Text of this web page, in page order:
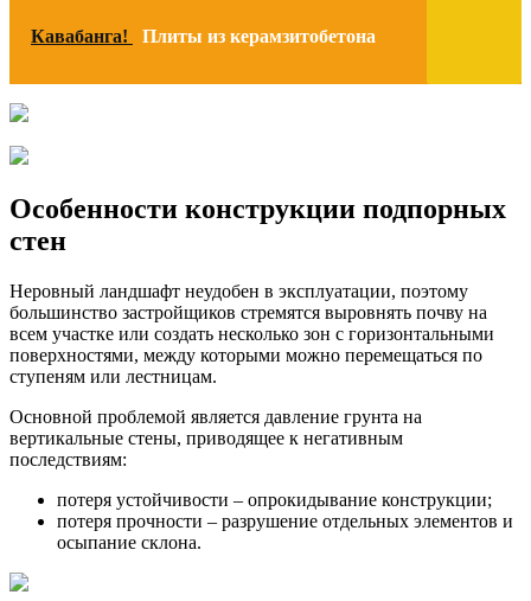
Кавабанга! Плиты из керамзитобетона
Особенности конструкции подпорных
стен
Неровный ландшафт неудобен в эксплуатации, поэтому
большинство застройщиков стремятся выровнять почву на
всем участке или создать несколько зон с горизонтальными
поверхностями, между которыми можно перемещаться по
ступеням или лестницам.
Основной проблемой является давление грунта на
вертикальные стены, приводящее к негативным
последствиям:
потеря устойчивости – опрокидывание конструкции;
потеря прочности – разрушение отдельных элементов и
осыпание склона.